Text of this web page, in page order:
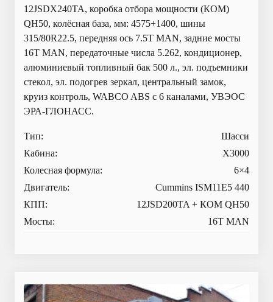
12JSDX240TA, коробка отбора мощности (КОМ)
QH50, колёсная база, мм: 4575+1400, шины
315/80R22.5, передняя ось 7.5T MAN, задние мосты
16T MAN, передаточные числа 5.262, кондиционер,
алюминиевый топливный бак 500 л., эл. подъемники
стекол, эл. подогрев зеркал, центральный замок,
круиз контроль, WABCO ABS с 6 каналами, УВЭОС
ЭРА-ГЛОНАСС.
Тип:
Шасси
Кабина:
X3000
Колесная формула:
6×4
Двигатель:
Cummins ISM11E5 440
КПП:
12JSD200TA + КОМ QH50
Мосты:
16T MAN